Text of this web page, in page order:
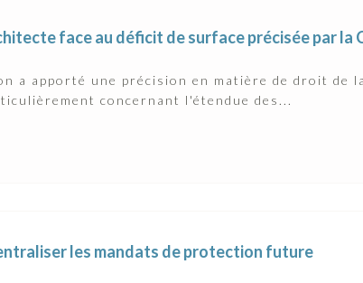
face au déficit de surface précisée par la
a apporté une précision en matière de droit de
concernant l'étendue des...
les mandats de protection future